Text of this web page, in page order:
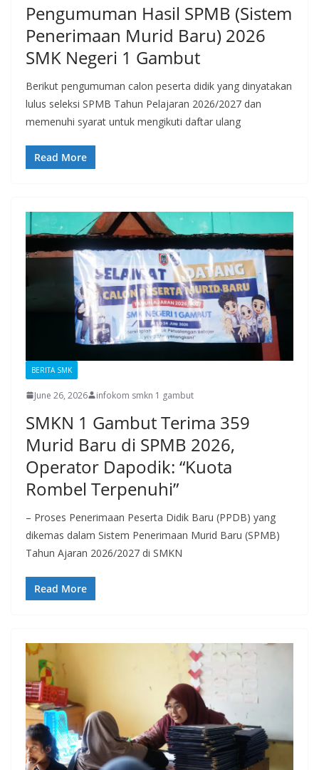
Pengumuman Hasil SPMB (Sistem
Penerimaan Murid Baru) 2026
SMK Negeri 1 Gambut
Berikut pengumuman calon peserta didik yang dinyatakan
lulus seleksi SPMB Tahun Pelajaran 2026/2027 dan
memenuhi syarat untuk mengikuti daftar ulang
Read More
BERITA SMK
June 26, 2026 infokom smkn 1 gambut
SMKN 1 Gambut Terima 359
Murid Baru di SPMB 2026,
Operator Dapodik: “Kuota
Rombel Terpenuhi”
– Proses Penerimaan Peserta Didik Baru (PPDB) yang
dikemas dalam Sistem Penerimaan Murid Baru (SPMB)
Tahun Ajaran 2026/2027 di SMKN
Read More